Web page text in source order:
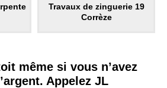
Travaux de zinguerie 19
Corrèze
même si vous n’avez
Appelez JL